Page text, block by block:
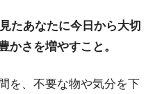
たあなたに今日から大切
かさを増やすこと。
を、不要な物や気分を下